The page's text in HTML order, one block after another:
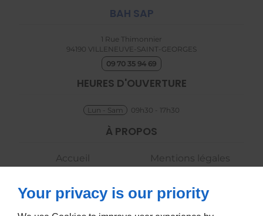
BAH SAP
1 Rue Thimonnier
94190 VILLENEUVE-SAINT-GEORGES
09 70 35 94 69
SUIVEZ-NOUS
À PROPOS
Accueil
Mentions légales
HEURES D'OUVERTURE
Lun - Sam 09h30 - 17h30
Your privacy is our priority